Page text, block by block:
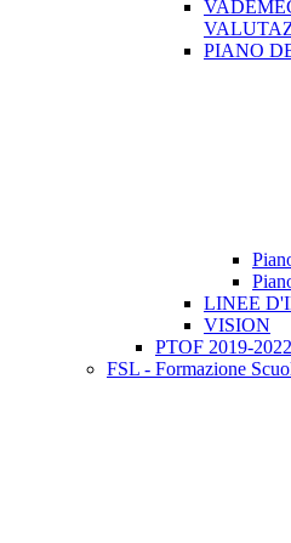
PIANO
LINEE
VISION
PTOF 2019-2022
FSL - Formazione